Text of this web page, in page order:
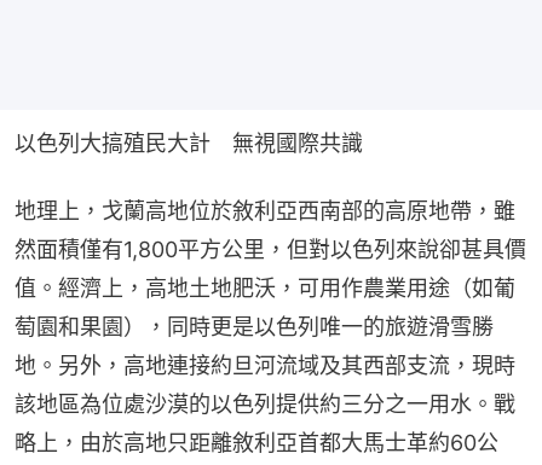
以色列大搞殖民大計　無視國際共識
地理上，戈蘭高地位於敘利亞西南部的高原地帶，雖
然面積僅有1,800平方公里，但對以色列來說卻甚具價
值。經濟上，高地土地肥沃，可用作農業用途（如葡
萄園和果園），同時更是以色列唯一的旅遊滑雪勝
地。另外，高地連接約旦河流域及其西部支流，現時
該地區為位處沙漠的以色列提供約三分之一用水。戰
略上，由於高地只距離敘利亞首都大馬士革約60公